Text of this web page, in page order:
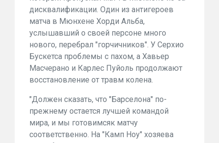
дисквалификации. Один из антигероев
матча в Мюнхене Хорди Альба,
услышавший о своей персоне много
нового, перебрал "горчичников". У Серхио
Бускетса проблемы с пахом, а Хавьер
Масчерано и Карлес Пуйоль продолжают
восстановление от травм колена.
"Должен сказать, что "Барселона" по-
прежнему остается лучшей командой
мира, и мы готовимсяк матчу
соответственно. На "Камп Ноу" хозяева